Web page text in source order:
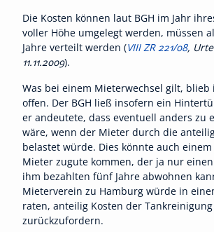
Die Kosten können laut BGH im Jahr
voller Höhe umgelegt werden, müssen
Jahre verteilt werden (VIII ZR 221/08,
11.11.2009).
Was bei einem Mieterwechsel gilt, blieb
offen. Der BGH ließ insofern ein
er andeutete, dass eventuell anders zu
wäre, wenn der Mieter durch die
belastet würde. Dies könnte auch
Mieter zugute kommen, der ja nur
ihm bezahlten fünf Jahre abwohnen
Mieterverein zu Hamburg würde in
raten, anteilig Kosten der Tankreinigung
zurückzufordern.